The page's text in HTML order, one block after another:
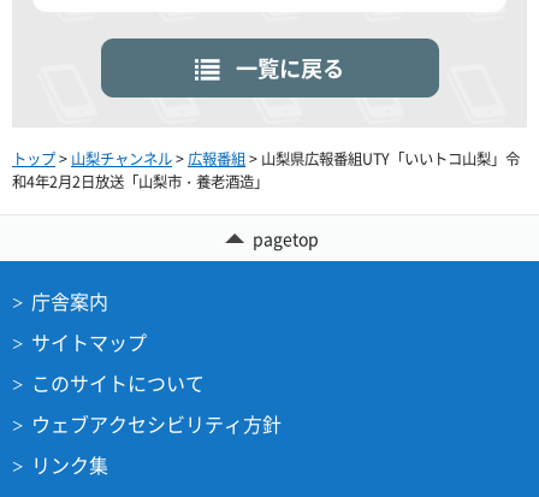
一覧に戻る
トップ> 山梨チャンネル>広報番組> 山梨県広報番組UTY「いいトコ山梨」令
和4年2月2日放送「山梨市・養老酒造」
pagetop
庁舎案内
サイトマップ
このサイトについて
ウェブアクセシビリティ方針
リンク集